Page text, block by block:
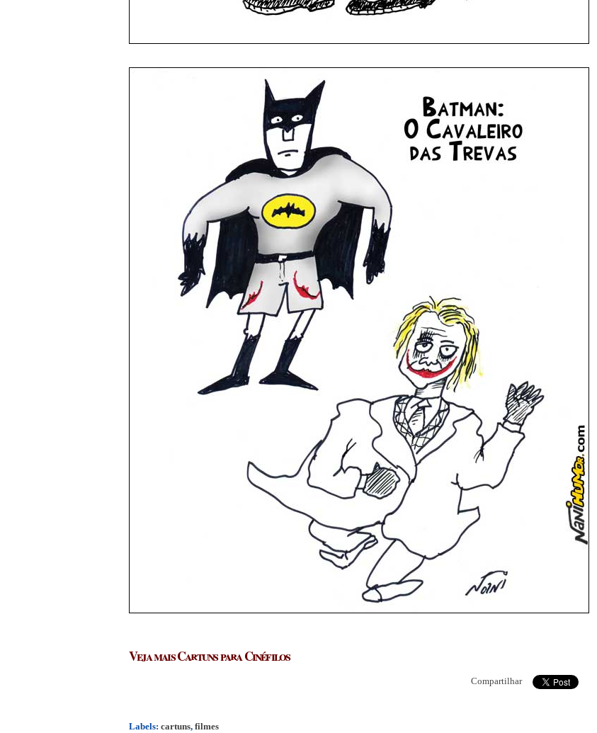
Veja mais Cartuns para Cinéfilos
Compartilhar
Labels: cartuns, filmes